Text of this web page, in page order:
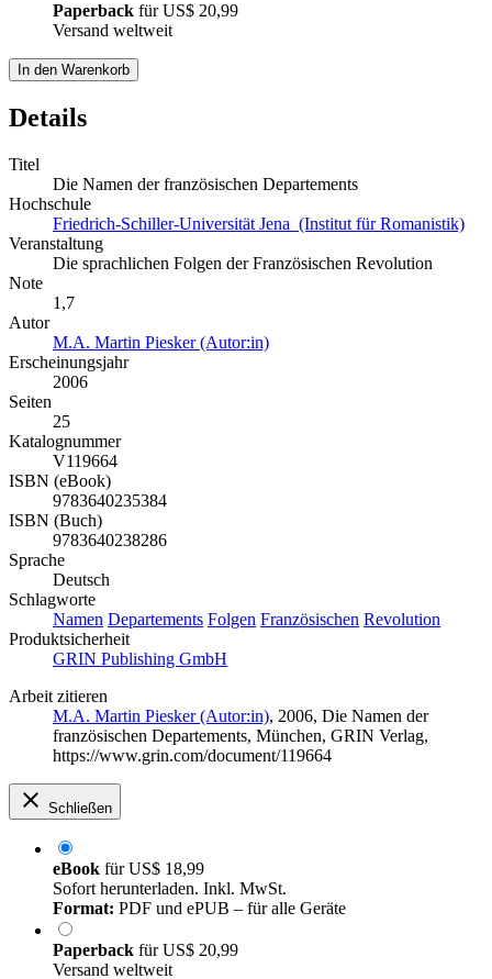
Paperback fürUS$ 20,99
Versand weltweit
In den Warenkorb
Details
Titel
Die Namen der französischen Departements
Hochschule
Friedrich-Schiller-Universität Jena (Institut für Romanistik)
Veranstaltung
Die sprachlichen Folgen der Französischen Revolution
Note
1,7
Autor
M.A. Martin Piesker (Autor:in)
Erscheinungsjahr
2006
Seiten
25
Katalognummer
V119664
ISBN (eBook)
9783640235384
ISBN (Buch)
9783640238286
Sprache
Deutsch
Schlagworte
Namen Departements Folgen Französischen Revolution
Produktsicherheit
GRIN Publishing GmbH
Arbeit zitieren
M.A. Martin Piesker (Autor:in), 2006, Die Namen der
französischen Departements, München, GRIN Verlag,
https://www.grin.com/document/119664
Schließen
eBook fürUS$ 18,99
Sofort herunterladen. Inkl. MwSt.
Format: PDF und ePUB – für alle Geräte
Paperback fürUS$ 20,99
Versand weltweit